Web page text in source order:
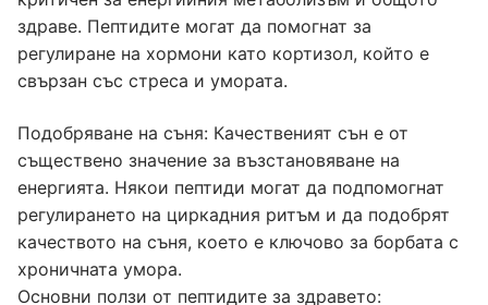
здраве. Пептидите могат да помогнат за
регулиране на хормони като кортизол, който е
свързан със стреса и умората.
Подобряване на съня: Качественият сън е от
съществено значение за възстановяване на
енергията. Някои пептиди могат да подпомогнат
регулирането на циркадния ритъм и да подобрят
качеството на съня, което е ключово за борбата с
хроничната умора.
Основни ползи от пептидите за здравето: